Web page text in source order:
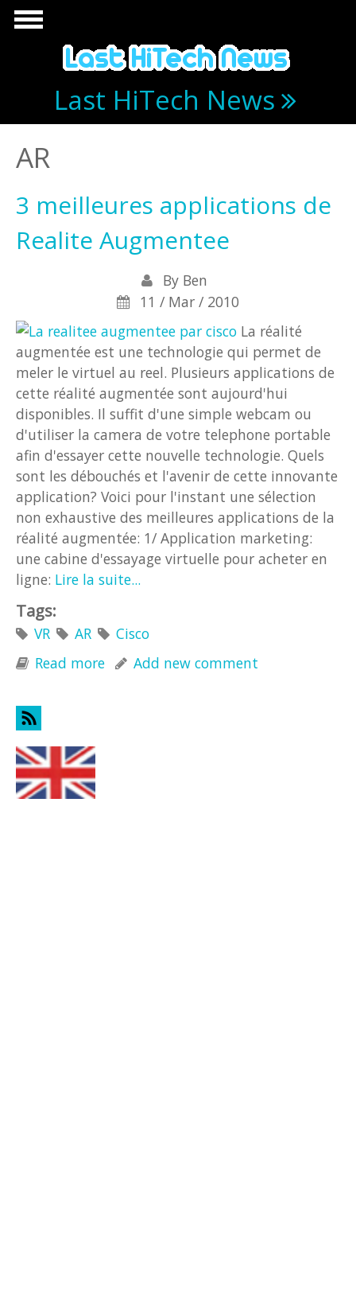
Skip to main content
Last HiTech News
AR
3 meilleures applications de
Realite Augmentee
By Ben
11 / Mar / 2010
La réalité
augmentée est une technologie qui permet de
meler le virtuel au reel. Plusieurs applications de
cette réalité augmentée sont aujourd'hui
disponibles. Il suffit d'une simple webcam ou
d'utiliser la camera de votre telephone portable
afin d'essayer cette nouvelle technologie. Quels
sont les débouchés et l'avenir de cette innovante
application? Voici pour l'instant une sélection
non exhaustive des meilleures applications de la
réalité augmentée: 1/ Application marketing:
une cabine d'essayage virtuelle pour acheter en
ligne: Lire la suite...
Tags:
VR AR
Cisco
Read more about 3 meilleures applications de
Add new comment